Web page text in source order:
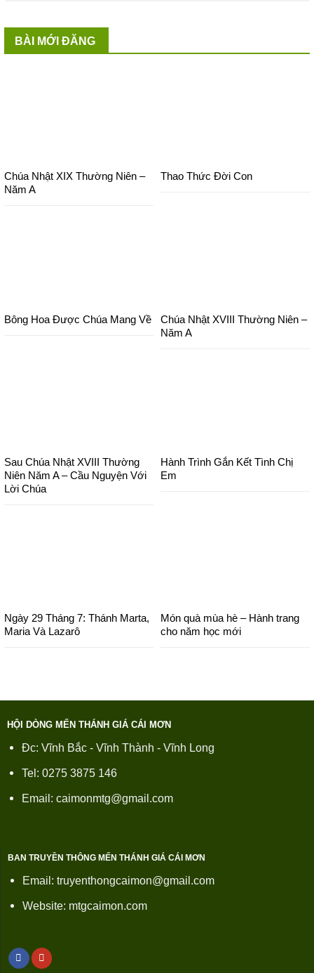
BÀI MỚI ĐĂNG
Chúa Nhật XIX Thường Niên –
Năm A
Thao Thức Đời Con
Bông Hoa Được Chúa Mang Về
Chúa Nhật XVIII Thường Niên –
Năm A
Sau Chúa Nhật XVIII Thường
Niên Năm A – Cầu Nguyện Với
Lời Chúa
Hành Trình Gắn Kết Tình Chị
Em
Ngày 29 Tháng 7: Thánh Marta,
Maria Và Lazarô
Món quà mùa hè – Hành trang
cho năm học mới
HỘI DÒNG MẾN THÁNH GIÁ CÁI MƠN
Đc: Vĩnh Bắc - Vĩnh Thành - Vĩnh Long
Tel: 0275 3875 146
Email: caimonmtg@gmail.com
BAN TRUYỀN THÔNG MẾN THÁNH GIÁ CÁI MƠN
Email: truyenthongcaimon@gmail.com
Website: mtgcaimon.com